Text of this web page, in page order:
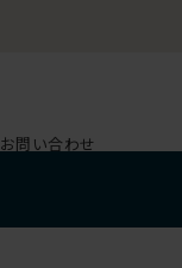
お問い合わせ